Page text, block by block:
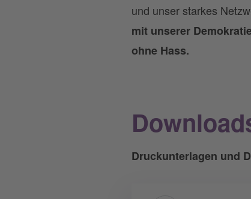
und unser starkes
mit unserer
ohne Hass.
Druckunterlagen und